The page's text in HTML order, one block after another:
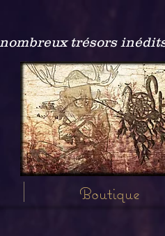
nombreux trésors
Boutique